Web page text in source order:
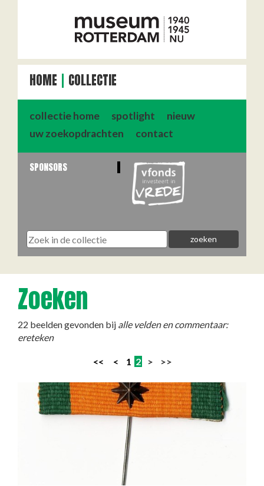
HOME COLLECTIE
collectie home spotlight
nieuw
uw zoekopdrachten
contact
SPONSORS
Zoeken
22 beelden gevonden bij alle velden en commentaar:
ereteken
<< < 1 2 > >>